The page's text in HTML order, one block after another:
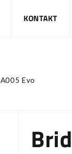
KONTAKT
A005 Evo